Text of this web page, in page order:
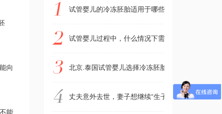
向
能
试管婴儿的冷冻胚胎适用于哪些人群？成功率能比
试管婴儿过程中，什么情况下需要冷冻胚胎？
北京.泰国试管婴儿选择冷冻胚胎有什么好处吗？
丈夫意外去世，妻子想继续“生子”遭拒，《今日